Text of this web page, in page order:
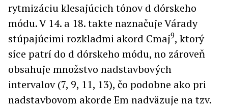
rytmizáciu klesajúcich tónov d dórskeho
módu. V 14. a 18. takte naznačuje Várady
stúpajúcimi rozkladmi akord Cmaj9, ktorý
síce patrí do d dórskeho módu, no zároveň
obsahuje množstvo nadstavbových
intervalov (7, 9, 11, 13), čo podobne ako pri
nadstavbovom akorde Em nadväzuje na tzv.